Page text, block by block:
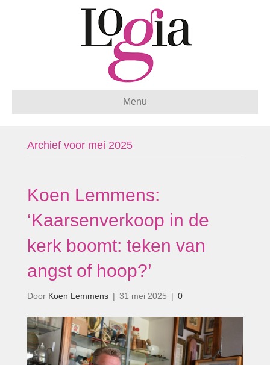
Menu
Archief voor mei 2025
Koen Lemmens:
‘Kaarsenverkoop in de
kerk boomt: teken van
angst of hoop?’
Door Koen Lemmens | 31 mei 2025 | 0